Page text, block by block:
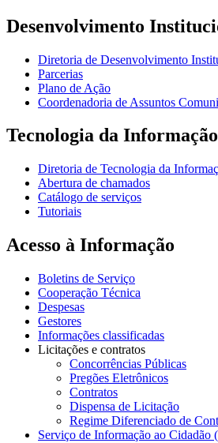
Desenvolvimento
Diretoria de Desenvolvimento
Parcerias
Plano de Ação
Coordenadoria de Assuntos
Tecnologia da Informação
Diretoria de Tecnologia da
Abertura de chamados
Catálogo de serviços
Tutoriais
Acesso à Informação
Boletins de Serviço
Cooperação Técnica
Despesas
Gestores
Informações classificadas
Licitações e contratos
Concorrências Públicas
Pregões Eletrônicos
Contratos
Dispensa de Licitação
Regime Diferenciado de
Serviço de Informação ao Cidadão